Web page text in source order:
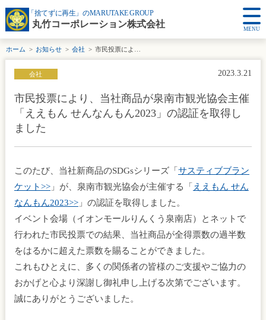
「捨てずに再生」のMARUTAKE GROUP
丸竹コーポレーション株式会社 MENU
ホーム お知らせ 会社
会社 2023.3.21
市民投票により、当社商品が泉南市観光協会主催
「ええもん せんなんもん2023」の認証を取得し
ました
このたび、当社新商品のSDGsシリーズ「 サスティブブラン
ケット>>」が、泉南市観光協会が主催する「 ええもん せん
なんもん2023>>」の認証を取得しました。
イベント会場（イオンモールりんくう泉南店）とネットで
行われた市民投票での結果、当社商品が全得票数の過半数
をはるかに超えた票数を賜ることができました。
これもひとえに、多くの関係者の皆様のご支援やご協力の
おかげと心より深謝し御礼申し上げる次第でございます。
誠にありがとうございました。